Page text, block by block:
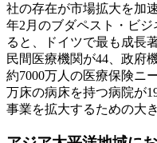
社の存在が市場拡大を加
年2月のブダペスト・ビ
ると、ドイツで最も成長
民間医療機関が44、政府
約7000万人の医療保険ニ
万床の病床を持つ病院が
事業を拡大するための大